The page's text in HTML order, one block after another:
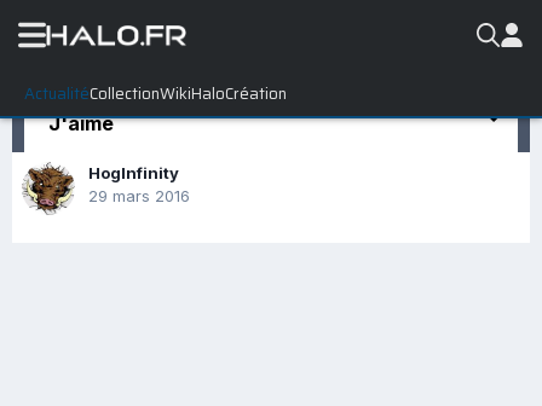
ActualitéCollectionWikiHaloCréation
J'aime
HogInfinity
29 mars 2016